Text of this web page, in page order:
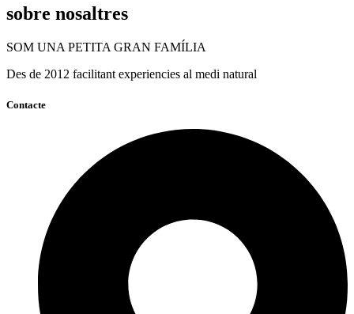
sobre nosaltres
SOM UNA PETITA GRAN FAMÍLIA
Des de 2012 facilitant experiencies al medi natural
Contacte